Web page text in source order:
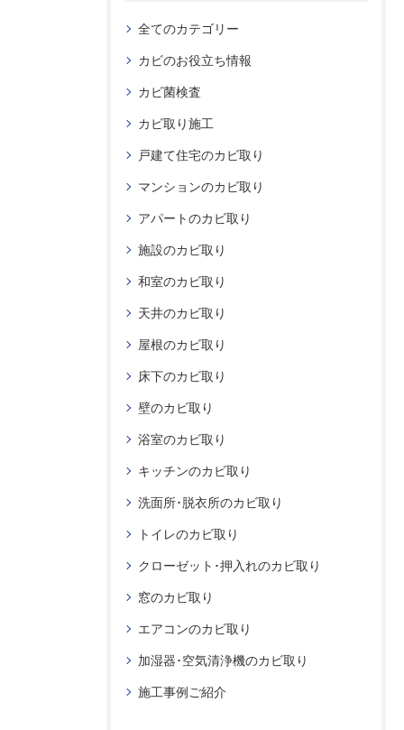
全てのカテゴリー
カビのお役立ち情報
カビ菌検査
カビ取り施工
戸建て住宅のカビ取り
マンションのカビ取り
アパートのカビ取り
施設のカビ取り
和室のカビ取り
天井のカビ取り
屋根のカビ取り
床下のカビ取り
壁のカビ取り
浴室のカビ取り
キッチンのカビ取り
洗面所･脱衣所のカビ取り
トイレのカビ取り
クローゼット･押入れのカビ取り
窓のカビ取り
エアコンのカビ取り
加湿器･空気清浄機のカビ取り
施工事例ご紹介